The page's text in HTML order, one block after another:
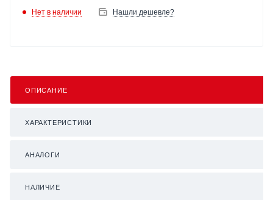
Нет в наличии Нашли дешевле?
ОПИСАНИЕ
ХАРАКТЕРИСТИКИ
АНАЛОГИ
НАЛИЧИЕ